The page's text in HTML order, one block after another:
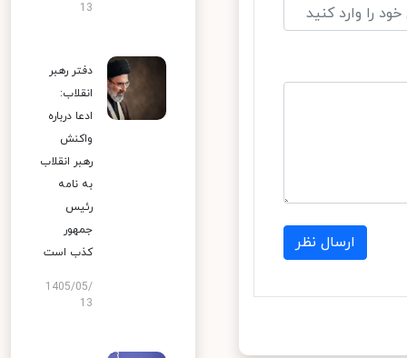
ارسال نظر
13
دفتر رهبر
انقلاب:
ادعا درباره
واکنش
رهبر انقلاب
به نامه
رئیس
جمهور
کذب است
1405/05/
13